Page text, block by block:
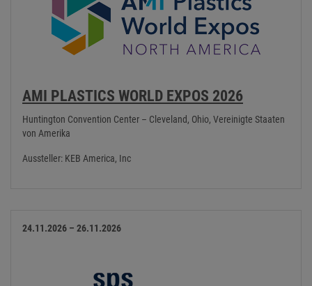
AMI PLASTICS WORLD EXPOS 2026
Huntington Convention Center – Cleveland, Ohio, Vereinigte Staaten
von Amerika
Aussteller: KEB America, Inc
24.11.2026 – 26.11.2026